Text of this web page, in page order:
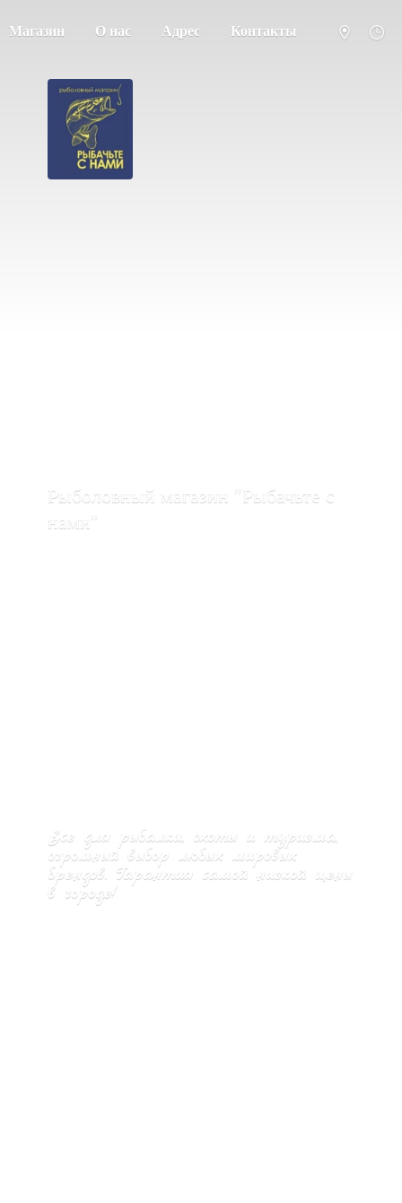
Магазин О нас Адрес Контакты
Все для рыбалки, охоты и туризма,
огромный выбор любых мировых
брендов. Гарантия самой низкой цены
в городе!
Рыболовный магазин "Рыбачьте с
нами"